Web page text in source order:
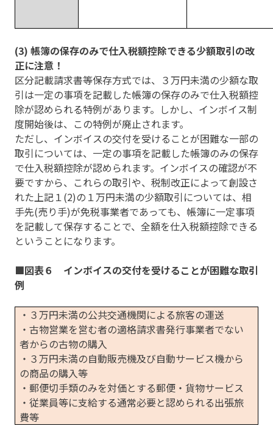
(3) 帳簿の保存のみで仕入税額控除できる少額取引の改
正に注意！
区分記載請求書等保存方式では、３万円未満の少額な取
引は一定の事項を記載した帳簿の保存のみで仕入税額控
除が認められる特例があります。しかし、インボイス制
度開始後は、この特例が廃止されます。
ただし、インボイスの交付を受けることが困難な一部の
取引については、一定の事項を記載した帳簿のみの保存
で仕入税額控除が認められます。インボイスの確認が不
要ですから、これらの取引や、税制改正によって創設さ
れた上記１(2)の１万円未満の少額取引については、相
手先(売り手)が免税事業者であっても、帳簿に一定事項
を記載して保存することで、全額を仕入税額控除できる
ということになります。
■図表６ インボイスの交付を受けることが困難な取引
例
・３万円未満の公共交通機関による旅客の運送
・古物営業を営む者の適格請求書発行事業者でない
者からの古物の購入
・３万円未満の自動販売機及び自動サービス機から
の商品の購入等
・郵便切手類のみを対価とする郵便・貨物サービス
・従業員等に支給する通常必要と認められる出張旅
費等